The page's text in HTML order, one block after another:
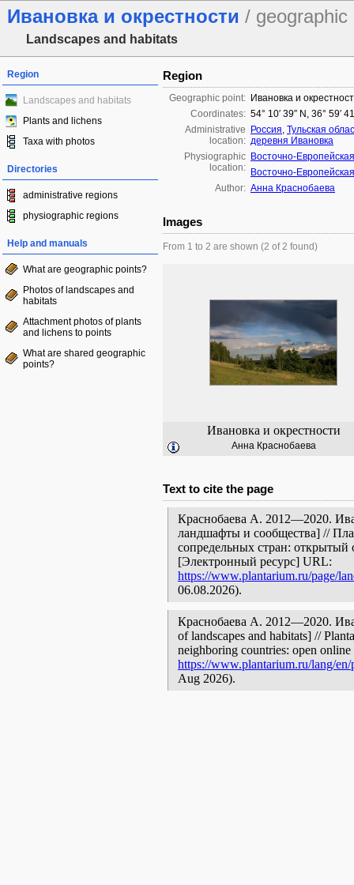
Ивановка и окрестности / geographic
Landscapes and habitats
Region
Landscapes and habitats
Plants and lichens
Taxa with photos
Directories
administrative regions
physiographic regions
Help and manuals
What are geographic points?
Photos of landscapes and
habitats
Attachment photos of plants
and lichens to points
What are shared geographic
points?
Region
Geographic point: Ивановка и
Coordinates: 54° 10′ 39″ N, 36° 59′
Administrative
location:
Россия, Тульская
деревня Ивановка
Physiographic
location:
Восточно-
Восточно-
Author: Анна Краснобаева
Images
From 1 to 2 are shown (2 of 2 found)
Ивановка и окрестности
Анна Краснобаева
Text to cite the page
Краснобаева А. 2012—2020.
ландшафты и сообщества] //
сопредельных стран: открытый
[Электронный ресурс] URL:
https://www.plantarium.ru/page/
06.08.2026).
Краснобаева А. 2012—2020.
of landscapes and habitats] //
neighboring countries: open
https://www.plantarium.ru/lang/
Aug 2026).